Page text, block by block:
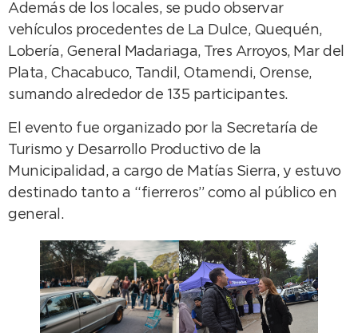
Además de los locales, se pudo observar
vehículos procedentes de La Dulce, Quequén,
Lobería, General Madariaga, Tres Arroyos, Mar del
Plata, Chacabuco, Tandil, Otamendi, Orense,
sumando alrededor de 135 participantes.
El evento fue organizado por la Secretaría de
Turismo y Desarrollo Productivo de la
Municipalidad, a cargo de Matías Sierra, y estuvo
destinado tanto a “fierreros” como al público en
general.